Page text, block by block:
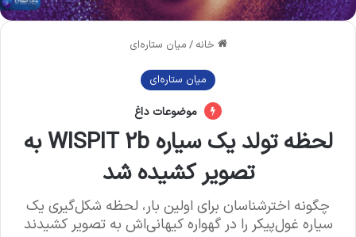
خانه / میان ستاره‌ای
میان ستاره‌ای
موضوعات داغ
لحظه تولد یک سیاره WISPIT 2b به
تصویر کشیده شد
چگونه اخترشناسان برای اولین بار، لحظه شکل‌گیری یک
سیاره غول‌پیکر را در گهواره کیهانی‌اش به تصویر کشیدند